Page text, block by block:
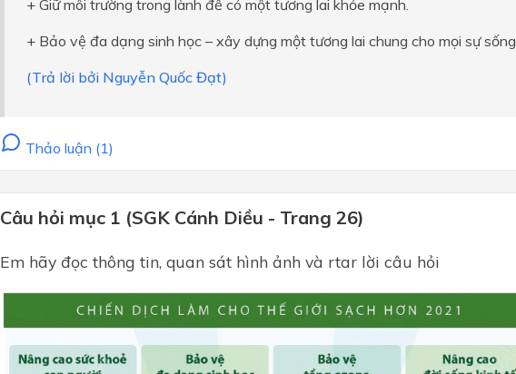
+ Giữ môi trường trong lành để có một tương lai khỏe mạnh.
+ Bảo vệ đa dạng sinh học – xây dựng một tương lai chung cho mọi sự sống.
(Trả lời bởi Nguyễn Quốc Đạt)
Thảo luận (1)
Câu hỏi mục 1 (SGK Cánh Diều - Trang 26)
Em hãy đọc thông tin, quan sát hình ảnh và rtar lời câu hỏi